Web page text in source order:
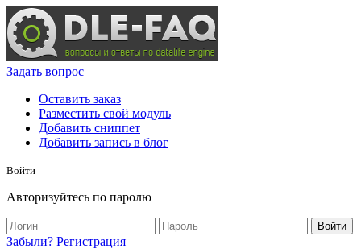
Задать вопрос
Оставить заказ
Разместить свой модуль
Добавить сниппет
Добавить запись в блог
Войти
Авторизуйтесь по паролю
Войти
Забыли? Регистрация